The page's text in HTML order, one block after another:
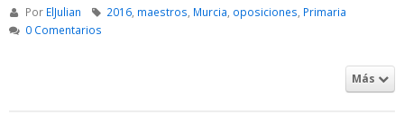
Por ElJulian 2016 maestros Murcia oposiciones Primaria
0 Comentarios
Más